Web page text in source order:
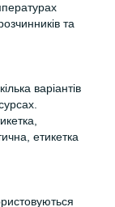
та
варіантів
етикетка